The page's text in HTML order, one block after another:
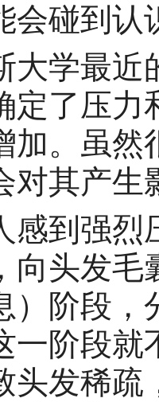
会碰到认
学最近
定了压
加。虽然
对其产生
到强烈
向头发
）阶段，
一阶段就
头发稀疏